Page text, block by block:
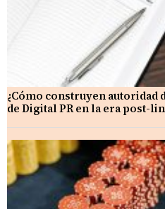
¿Cómo construyen
de Digital PR en la era post-